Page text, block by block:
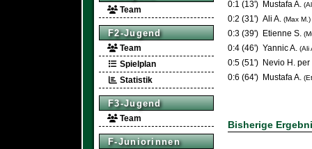
Team
F2-Jugend
Team
Spielplan
Statistik
F3-Jugend
Team
F-Juniorinnen
0:1 (13') Mustafa A.
0:2 (31') Ali A. (Max M.)
0:3 (39') Etienne S.
0:4 (46') Yannic A. (Ali
0:5 (51') Nevio H.
0:6 (64') Mustafa A.
Bisherige